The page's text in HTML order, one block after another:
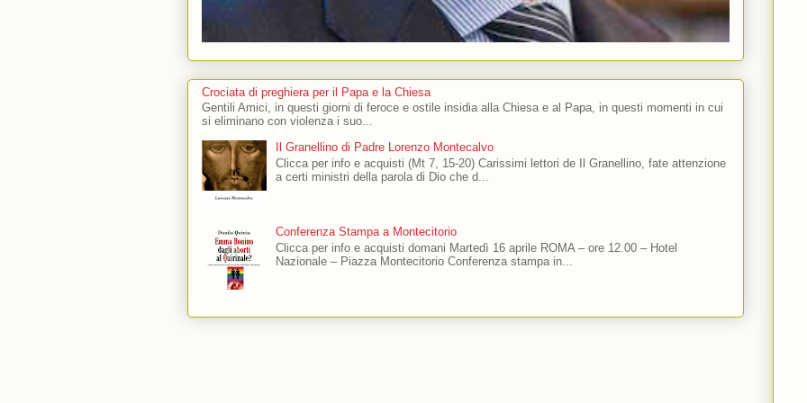
Crociata di preghiera per il Papa e la Chiesa
Gentili Amici, in questi giorni di feroce e ostile insidia alla Chiesa e al Papa, in questi momenti in cui
si eliminano con violenza i suo...
Il Granellino di Padre Lorenzo Montecalvo
Clicca per info e acquisti (Mt 7, 15-20) Carissimi lettori de Il Granellino, fate attenzione
a certi ministri della parola di Dio che d...
Conferenza Stampa a Montecitorio
Clicca per info e acquisti domani Martedì 16 aprile ROMA – ore 12.00 – Hotel
Nazionale – Piazza Montecitorio Conferenza stampa in...